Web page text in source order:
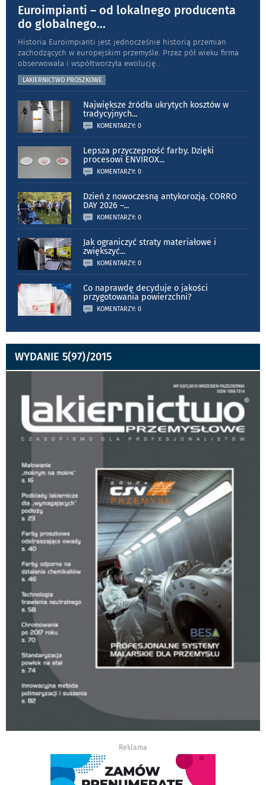
Euroimpianti – od lokalnego producenta
do globalnego...
Historia Euroimpianti jest jednocześnie historią przemian
zachodzących w europejskim przemyśle. Przez pół wieku firma
obserwowała i współtworzyła ewolucję
LAKIERNICTWO PROSZKOWE
Największe źródła ukrytych kosztów w
tradycyjnych...
KOMENTARZY: 0
Lepsza przyczepność farby. Dzięki
procesowi ENVIROX...
KOMENTARZY: 0
Dzień z nowoczesną antykorozją. CORRO
DAY 2026 –...
KOMENTARZY: 0
Jak ograniczyć straty materiałowe i
zwiększyć...
KOMENTARZY: 0
Co naprawdę decyduje o jakości
przygotowania powierzchni?
KOMENTARZY: 0
WYDANIE 5(97)/2015
Reklama